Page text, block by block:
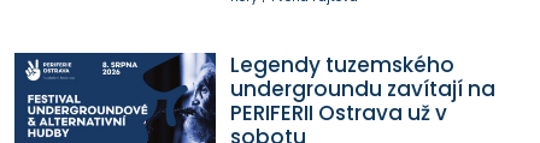
Legendy tuzemského
undergroundu zavítají na
PERIFERII Ostrava už v
sobotu